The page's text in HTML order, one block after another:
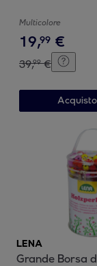
Multicolore
19,99 €
39,99 €
LENA
Grande Borsa